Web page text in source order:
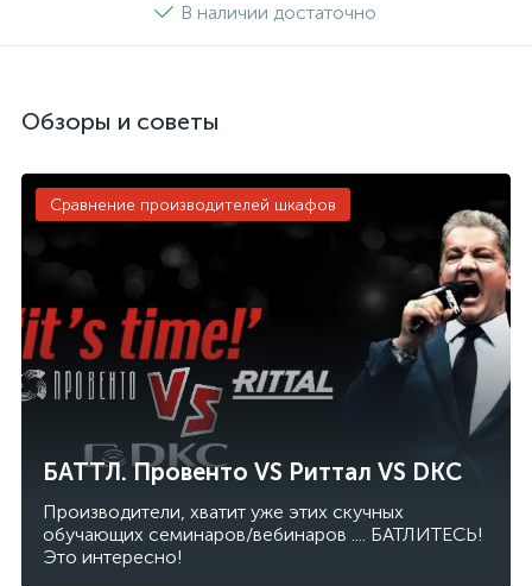
В наличии достаточно
Обзоры и советы
БАТТЛ. Провенто VS Риттал VS DKC
Производители, хватит уже этих скучных
обучающих семинаров/вебинаров .... БАТЛИТЕСЬ!
Это интересно!
Сравнение производителей шкафов